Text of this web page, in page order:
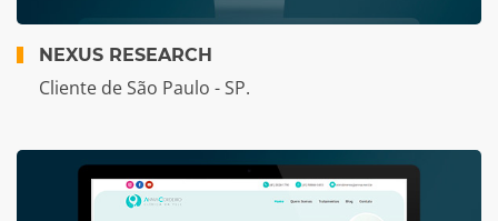
NEXUS RESEARCH
Cliente de São Paulo - SP.